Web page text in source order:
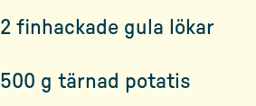
2 finhackade gula lökar
500 g tärnad potatis